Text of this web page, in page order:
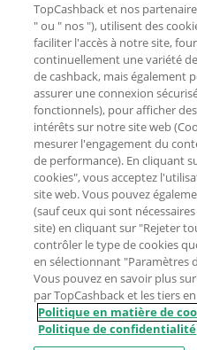
TopCashback et nos
" ou " nos "), utilisent des
faciliter l'accès à notre site,
continuellement une variété
de cashback, mais également
assurer une connexion
fonctionnels), pour afficher
intérêts sur notre site web
mesurer l'engagement du
de performance). En cliquant
cookies", vous acceptez
site web. Vous pouvez
(sauf ceux qui sont
site) en cliquant sur "Rejeter
contrôler le type de cookies
en sélectionnant "Paramètres
Vous pouvez en savoir plus
par TopCashback et les tiers
Politique en matière de
Politique de confidentialité